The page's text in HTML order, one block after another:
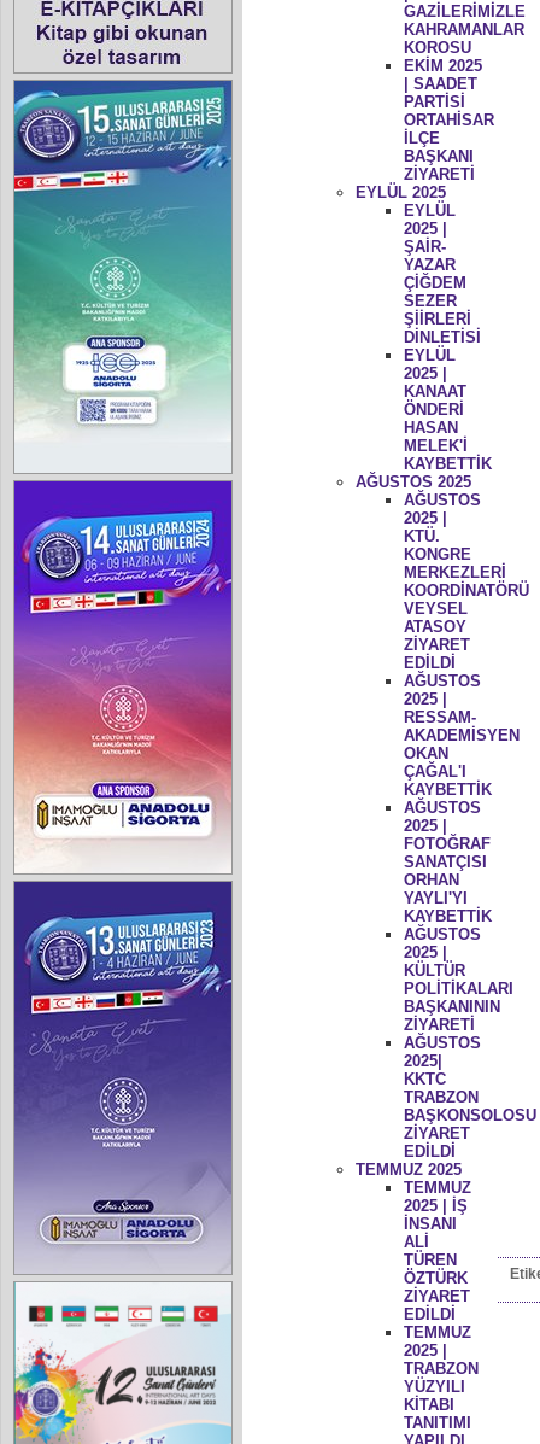
GAZİLERİMİZLE
KAHRAMANLAR
KOROSU
EKİM 2025
| SAADET
PARTİSİ
ORTAHİSAR
İLÇE
BAŞKANI
ZİYARETİ
EYLÜL 2025
EYLÜL
2025 |
ŞAİR-
YAZAR
ÇİĞDEM
SEZER
ŞİİRLERİ
DİNLETİSİ
EYLÜL
2025 |
KANAAT
ÖNDERİ
HASAN
MELEK'İ
KAYBETTİK
AĞUSTOS 2025
AĞUSTOS
2025 |
KTÜ.
KONGRE
MERKEZLERİ
KOORDİNATÖRÜ
VEYSEL
ATASOY
ZİYARET
EDİLDİ
AĞUSTOS
2025 |
RESSAM-
AKADEMİSYEN
OKAN
ÇAĞAL'I
KAYBETTİK
AĞUSTOS
2025 |
FOTOĞRAF
SANATÇISI
ORHAN
YAYLI'YI
KAYBETTİK
AĞUSTOS
2025 |
KÜLTÜR
POLİTİKALARI
BAŞKANININ
ZİYARETİ
AĞUSTOS
2025|
KKTC
TRABZON
BAŞKONSOLOSU
ZİYARET
EDİLDİ
TEMMUZ 2025
TEMMUZ
2025 | İŞ
İNSANI
ALİ
TÜREN
ÖZTÜRK
ZİYARET
EDİLDİ
TEMMUZ
2025 |
TRABZON
YÜZYILI
KİTABI
TANITIMI